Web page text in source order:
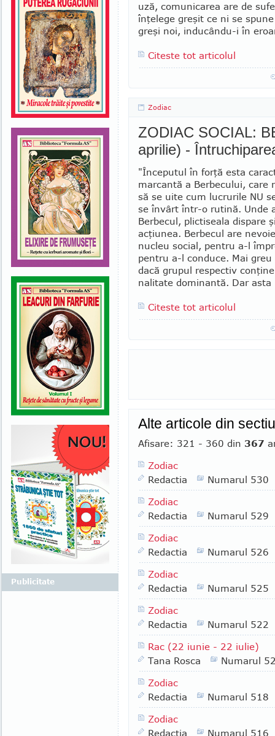
uză, comunicarea are de
înţelege greşit ce ni se
greşi noi, inducân­du-i în
Citeste tot articolul
Zodiac
ZODIAC SOCIAL:
aprilie) -
"Începutul în forţă esta
marcantă a Berbecului, care
să se uite cum lu­crurile NU
se învârt într-o rutină. Unde
Berbecul, plictiseala dispare
acţiunea. Berbecul are
nucleu social, pentru a-l
pentru a-l conduce. Mai
dacă grupul respectiv
na­litate dominantă. Dar
Citeste tot articolul
Alte articole din
Afisare: 321 - 360 din 367
Zodiac
Redactia
Numarul 530
Zodiac
Redactia
Numarul 529
Zodiac
Redactia
Numarul 526
Zodiac
Redactia
Numarul 525
Zodiac
Redactia
Numarul 522
Rac (22 iunie - 22 iulie)
Tana Rosca
Numarul
Zodiac
Redactia
Numarul 518
Zodiac
Redactia
Numarul 516
Publicitate